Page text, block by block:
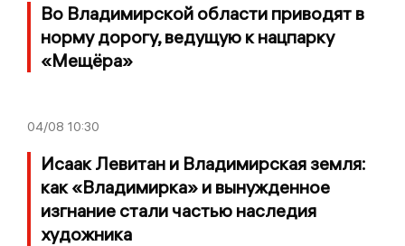
Во Владимирской области приводят в
норму дорогу, ведущую к нацпарку
«Мещёра»
04/08 10:30
Исаак Левитан и Владимирская земля:
как «Владимирка» и вынужденное
изгнание стали частью наследия
художника